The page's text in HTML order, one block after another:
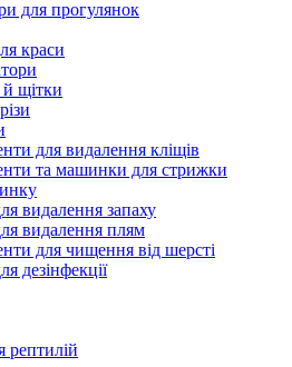
для прогулянок
краси
й щітки
для видалення кліщів
та машинки для стрижки
видалення запаху
видалення плям
для чищення від шерсті
дезінфекції
рептилій